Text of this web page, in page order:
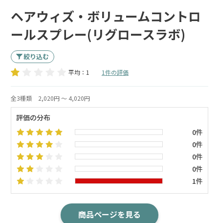
ヘアウィズ・ボリュームコントロ
ールスプレー(リグロースラボ)
絞り込む
平均：1 1件の評価
全3種類 2,020円 ～ 4,020円
評価の分布
0件
0件
0件
0件
1件
商品ページを見る